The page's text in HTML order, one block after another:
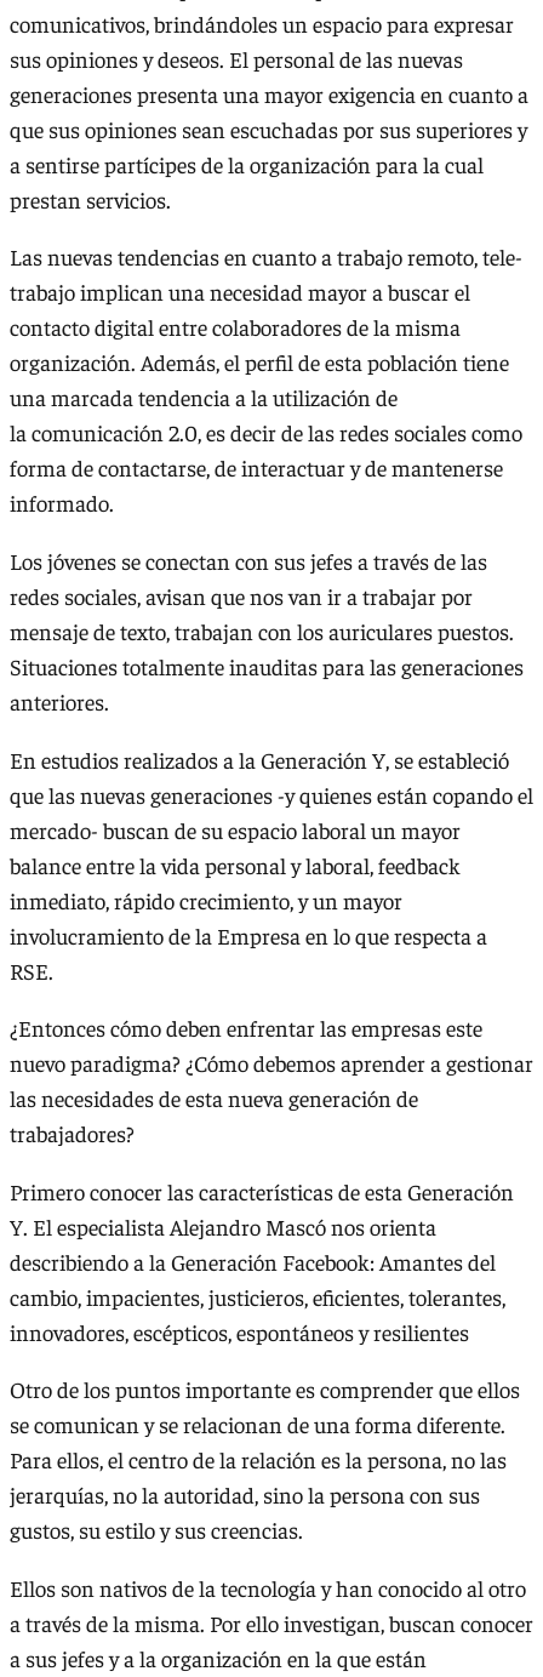
comunicativos, brindándoles un espacio para expresar
sus opiniones y deseos. El personal de las nuevas
generaciones presenta una mayor exigencia en cuanto a
que sus opiniones sean escuchadas por sus superiores y
a sentirse partícipes de la organización para la cual
prestan servicios.
Las nuevas tendencias en cuanto a trabajo remoto, tele-
trabajo implican una necesidad mayor a buscar el
contacto digital entre colaboradores de la misma
organización. Además, el perfil de esta población tiene
una marcada tendencia a la utilización de
la comunicación 2.0, es decir de las redes sociales como
forma de contactarse, de interactuar y de mantenerse
informado.
Los jóvenes se conectan con sus jefes a través de las
redes sociales, avisan que nos van ir a trabajar por
mensaje de texto, trabajan con los auriculares puestos.
Situaciones totalmente inauditas para las generaciones
anteriores.
En estudios realizados a la Generación Y, se estableció
que las nuevas generaciones -y quienes están copando el
mercado- buscan de su espacio laboral un mayor
balance entre la vida personal y laboral, feedback
inmediato, rápido crecimiento, y un mayor
involucramiento de la Empresa en lo que respecta a
RSE.
¿Entonces cómo deben enfrentar las empresas este
nuevo paradigma? ¿Cómo debemos aprender a gestionar
las necesidades de esta nueva generación de
trabajadores?
Primero conocer las características de esta Generación
Y. El especialista Alejandro Mascó nos orienta
describiendo a la Generación Facebook: Amantes del
cambio, impacientes, justicieros, eficientes, tolerantes,
innovadores, escépticos, espontáneos y resilientes
Otro de los puntos importante es comprender que ellos
se comunican y se relacionan de una forma diferente.
Para ellos, el centro de la relación es la persona, no las
jerarquías, no la autoridad, sino la persona con sus
gustos, su estilo y sus creencias.
Ellos son nativos de la tecnología y han conocido al otro
a través de la misma. Por ello investigan, buscan conocer
a sus jefes y a la organización en la que están